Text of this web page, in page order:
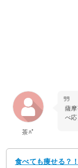
茶ﾊﾟ
薩
べ
食べても痩せる？